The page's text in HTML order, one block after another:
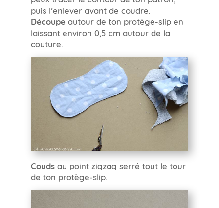
puis l’enlever avant de coudre.
Découpe autour de ton protège-slip en
laissant environ 0,5 cm autour de la
couture.
Coudsau point zigzag serré tout le tour
de ton protège-slip.